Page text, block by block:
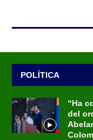
POLÍTICA
“Ha
del